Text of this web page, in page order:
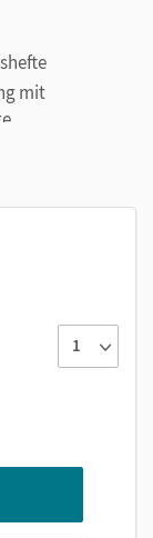
mit
mit farbiger
drei